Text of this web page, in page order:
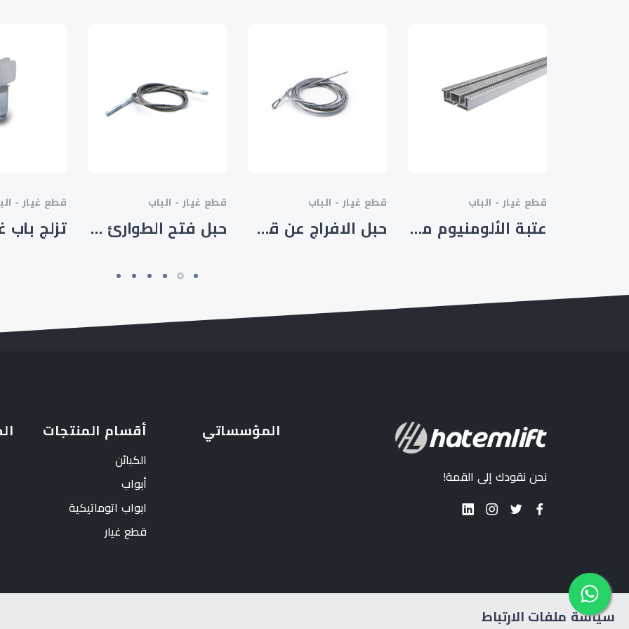
قطع غيار - الباب
عتبة الألومنيوم مزدوجة القناة
قطع غيار - الباب
حبل الافراج عن قفل الطوارئ 1.5 - HTM-SP-001
قطع غيار - الباب
حبل فتح الطوارئ 3 مللي متر - HTM-SP-002
قطع غيار -
نحن نقودك إلى القمة!
المؤسساتي أقسام المنتجات
الكبائن
أبواب
ابواب اتوماتيكية
قطع غيار
سياسة ملفات الارتباط